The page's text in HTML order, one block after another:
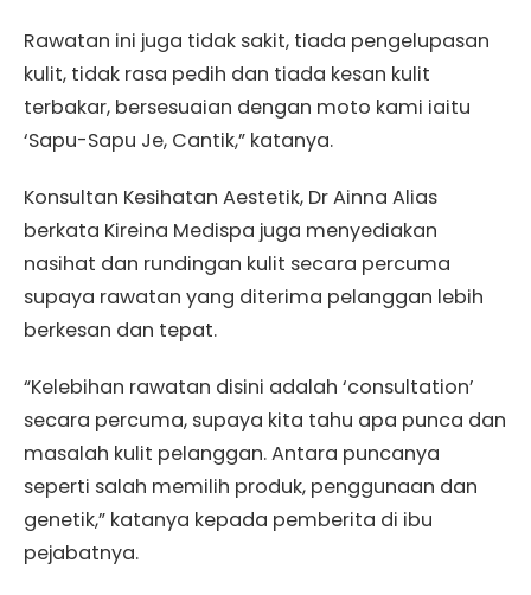
Rawatan ini juga tidak sakit, tiada pengelupasan
kulit, tidak rasa pedih dan tiada kesan kulit
terbakar, bersesuaian dengan moto kami iaitu
‘Sapu-Sapu Je, Cantik,” katanya.
Konsultan Kesihatan Aestetik, Dr Ainna Alias
berkata Kireina Medispa juga menyediakan
nasihat dan rundingan kulit secara percuma
supaya rawatan yang diterima pelanggan lebih
berkesan dan tepat.
“Kelebihan rawatan disini adalah ‘consultation’
secara percuma, supaya kita tahu apa punca dan
masalah kulit pelanggan. Antara puncanya
seperti salah memilih produk, penggunaan dan
genetik,” katanya kepada pemberita di ibu
pejabatnya.